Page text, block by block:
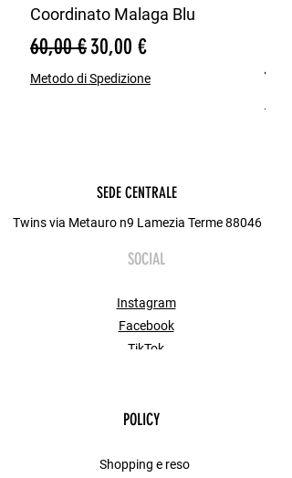
Coordinato Malaga Blu
Prezzo regolare
60,00 €Prezzo scontato
30,00 €
Metodo di Spedizione
SEDE CENTRALE
Twins via Metauro n9 Lamezia Terme 88046
SOCIAL
Instagram
Facebook
TikTok
POLICY
Shopping e reso